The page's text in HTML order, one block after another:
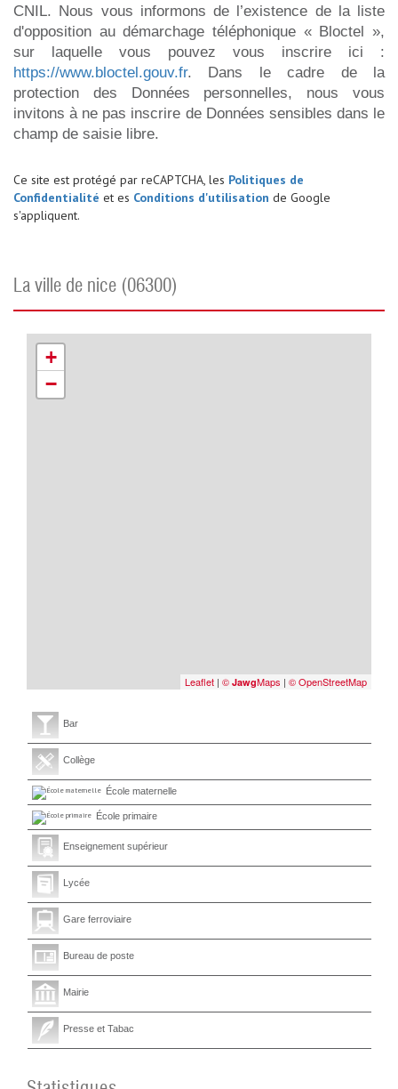
CNIL. Nous vous informons de l’existence de la liste
d'opposition au démarchage téléphonique « Bloctel »,
sur laquelle vous pouvez vous inscrire ici :
https://www.bloctel.gouv.fr. Dans le cadre de la
protection des Données personnelles, nous vous
invitons à ne pas inscrire de Données sensibles dans le
champ de saisie libre.
Ce site est protégé par reCAPTCHA, les Politiques de
Confidentialité et es Conditions d'utilisation de Google
s'appliquent.
la ville de nice (06300)
+
−
Leaflet | © JawgMaps | © OpenStreetMap
Bar
Collège
École maternelle
École primaire
Enseignement supérieur
Lycée
Gare ferroviaire
Bureau de poste
Mairie
Presse et Tabac